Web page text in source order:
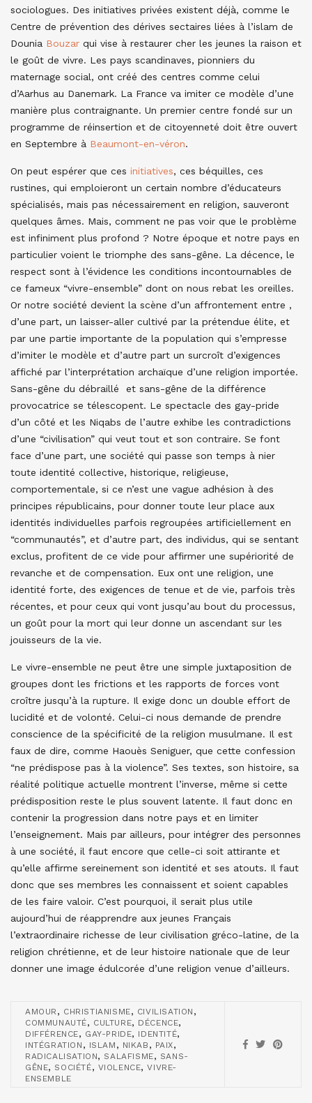
sociologues. Des initiatives privées existent déjà, comme le
Centre de prévention des dérives sectaires liées à l’islam de
Dounia Bouzar qui vise à restaurer cher les jeunes la raison et
le goût de vivre. Les pays scandinaves, pionniers du
maternage social, ont créé des centres comme celui
d’Aarhus au Danemark. La France va imiter ce modèle d’une
manière plus contraignante. Un premier centre fondé sur un
programme de réinsertion et de citoyenneté doit être ouvert
en Septembre à Beaumont-en-véron.
On peut espérer que ces initiatives, ces béquilles, ces
rustines, qui emploieront un certain nombre d’éducateurs
spécialisés, mais pas nécessairement en religion, sauveront
quelques âmes. Mais, comment ne pas voir que le problème
est infiniment plus profond ? Notre époque et notre pays en
particulier voient le triomphe des sans-gêne. La décence, le
respect sont à l’évidence les conditions incontournables de
ce fameux “vivre-ensemble” dont on nous rebat les oreilles.
Or notre société devient la scène d’un affrontement entre ,
d’une part, un laisser-aller cultivé par la prétendue élite, et
par une partie importante de la population qui s’empresse
d’imiter le modèle et d’autre part un surcroît d’exigences
affiché par l’interprétation archaïque d’une religion importée.
Sans-gêne du débraillé et sans-gêne de la différence
provocatrice se télescopent. Le spectacle des gay-pride
d’un côté et les Niqabs de l’autre exhibe les contradictions
d’une “civilisation” qui veut tout et son contraire. Se font
face d’une part, une société qui passe son temps à nier
toute identité collective, historique, religieuse,
comportementale, si ce n’est une vague adhésion à des
principes républicains, pour donner toute leur place aux
identités individuelles parfois regroupées artificiellement en
“communautés”, et d’autre part, des individus, qui se sentant
exclus, profitent de ce vide pour affirmer une supériorité de
revanche et de compensation. Eux ont une religion, une
identité forte, des exigences de tenue et de vie, parfois très
récentes, et pour ceux qui vont jusqu’au bout du processus,
un goût pour la mort qui leur donne un ascendant sur les
jouisseurs de la vie.
Le vivre-ensemble ne peut être une simple juxtaposition de
groupes dont les frictions et les rapports de forces vont
croître jusqu’à la rupture. Il exige donc un double effort de
lucidité et de volonté. Celui-ci nous demande de prendre
conscience de la spécificité de la religion musulmane. Il est
faux de dire, comme Haouès Seniguer, que cette confession
“ne prédispose pas à la violence”. Ses textes, son histoire, sa
réalité politique actuelle montrent l’inverse, même si cette
prédisposition reste le plus souvent latente. Il faut donc en
contenir la progression dans notre pays et en limiter
l’enseignement. Mais par ailleurs, pour intégrer des personnes
à une société, il faut encore que celle-ci soit attirante et
qu’elle affirme sereinement son identité et ses atouts. Il faut
donc que ses membres les connaissent et soient capables
de les faire valoir. C’est pourquoi, il serait plus utile
aujourd’hui de réapprendre aux jeunes Français
l’extraordinaire richesse de leur civilisation gréco-latine, de la
religion chrétienne, et de leur histoire nationale que de leur
donner une image édulcorée d’une religion venue d’ailleurs.
AMOUR , CHRISTIANISME, CIVILISATION ,
COMMUNAUTÉ, CULTURE, DÉCENCE,
DIFFÉRENCE, GAY-PRIDE, IDENTITÉ,
INTÉGRATION , ISLAM , NIKAB , PAIX,
RADICALISATION, SALAFISME, SANS-
GÊNE, SOCIÉTÉ, VIOLENCE,VIVRE-
ENSEMBLE